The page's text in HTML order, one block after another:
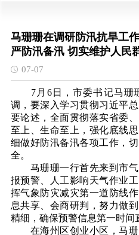
马珊珊在调研防汛抗旱工
严防汛备汛 切实维护人民
07-07
7月6日，市委书记马珊
调，要深入学习贯彻习近平
要论述，全面贯彻落实省委
至上、生命至上，强化底线
细做好防汛备汛各项工作，
全。
马珊珊一行首先来到市气
报预警、人工影响天气作业
挥气象防灾减灾第一道防线
息共享、会商研判，努力做
精细，确保预警信息第一时间
在海州区创业小区，马珊